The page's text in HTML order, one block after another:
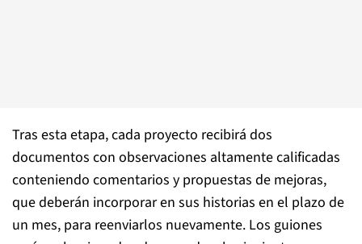
Tras esta etapa, cada proyecto recibirá dos
documentos con observaciones altamente calificadas
conteniendo comentarios y propuestas de mejoras,
que deberán incorporar en sus historias en el plazo de
un mes, para reenviarlos nuevamente. Los guiones